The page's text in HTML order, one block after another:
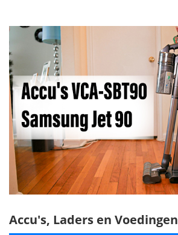
Accu's, Laders en Voedingen